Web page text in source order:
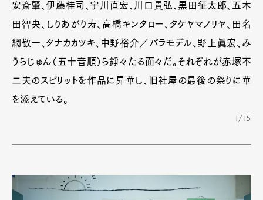
安斎肇、伊藤桂司、宇川直宏、川口貴弘、黒田征太郎、五木
田智央、しりあがり寿、高橋キンタロー、タケヤマノリヤ、田名
網敬一、タナカカツキ、中野裕介／パラモデル、野上眞宏、み
うらじゅん（五十音順）ら錚々たる面々だ。それぞれが赤塚不
二夫のスピリットを作品に昇華し、旧社屋の最後の祭りに華
を添えている。
1/15